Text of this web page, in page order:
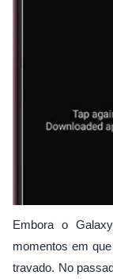
Embora o
momentos em
travado. No